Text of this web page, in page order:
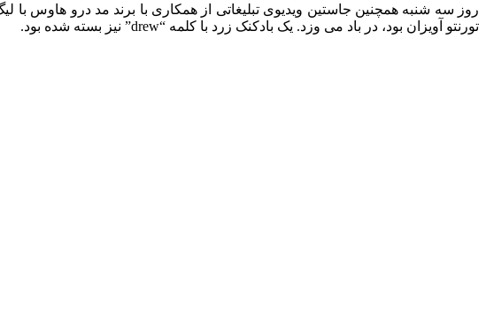
تورنتو آویزان بود، در باد می وزد. یک بادکنک زرد با کلمه “drew” نیز بسته شده بود.